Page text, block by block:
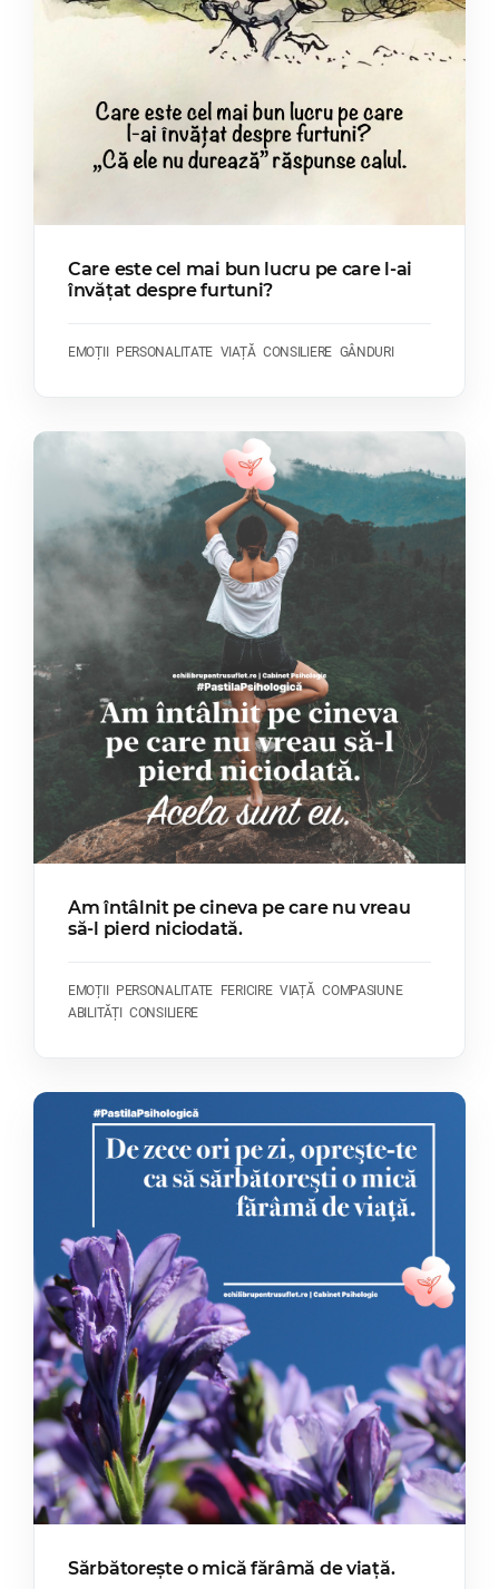
Care este cel mai bun lucru pe care l-ai
învățat despre furtuni?
EMOȚII PERSONALITATE VIAȚĂ CONSILIERE GÂNDURI
Am întâlnit pe cineva pe care nu vreau
să-l pierd niciodată.
EMOȚII PERSONALITATE FERICIRE VIAȚĂ COMPASIUNE
ABILITĂȚI
CONSILIERE
Sărbătorește o mică fărâmă de viață.